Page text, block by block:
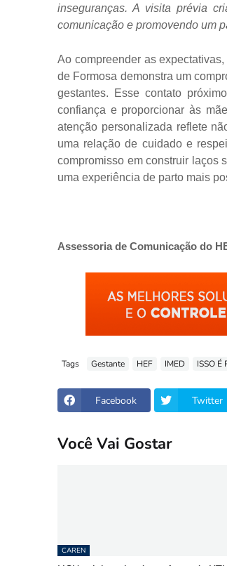
inseguranças. A visita prévia
comunicação e promovendo um
Ao compreender as
de Formosa demonstra um
gestantes. Esse contato
confiança e proporcionar às
atenção personalizada reflete
uma relação de cuidado e
compromisso em construir laços
uma experiência de parto mais
Assessoria de Comunicação do
Tags Gestante HEF IMED ISSO É
Facebook Twitter
Você Vai Gostar
CAREN